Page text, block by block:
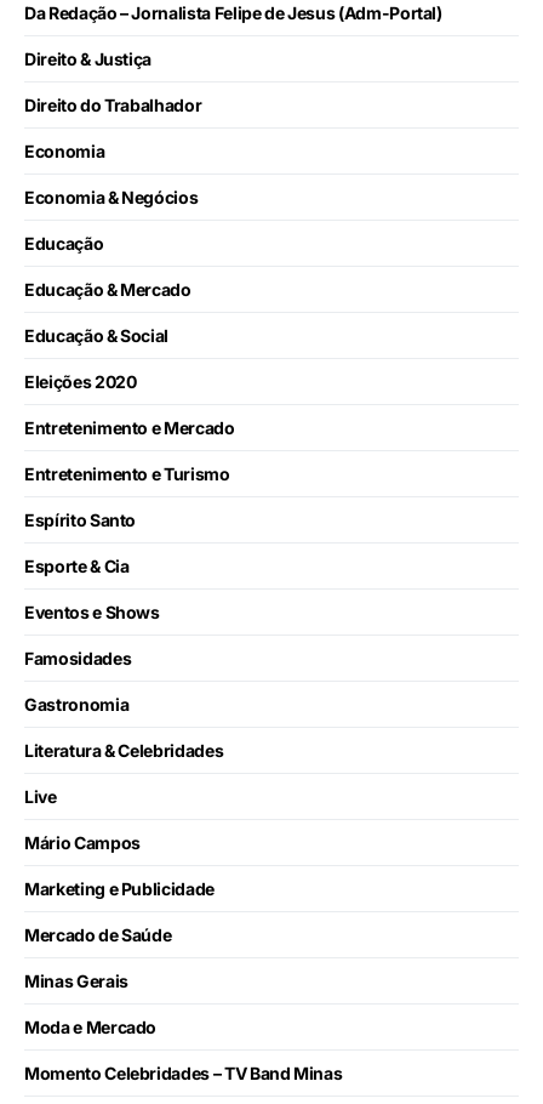
Da Redação – Jornalista Felipe de Jesus (Adm-Portal)
Direito & Justiça
Direito do Trabalhador
Economia
Economia & Negócios
Educação
Educação & Mercado
Educação & Social
Eleições 2020
Entretenimento e Mercado
Entretenimento e Turismo
Espírito Santo
Esporte & Cia
Eventos e Shows
Famosidades
Gastronomia
Literatura & Celebridades
Live
Mário Campos
Marketing e Publicidade
Mercado de Saúde
Minas Gerais
Moda e Mercado
Momento Celebridades – TV Band Minas